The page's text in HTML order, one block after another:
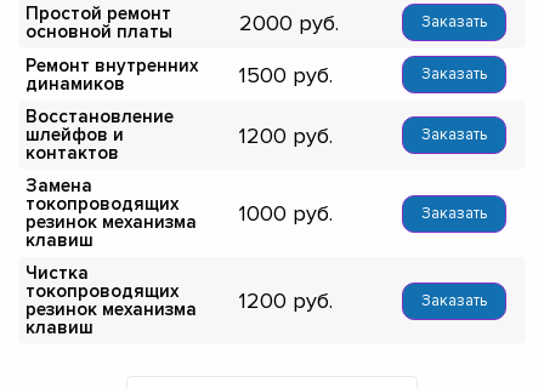
Простой ремонт
основной платы
2000 Заказать
Ремонт внутренних
динамиков
1500 Заказать
Восстановление
шлейфов и
контактов
1200 Заказать
Замена
токопроводящих
резинок механизма
клавиш
1000 Заказать
Чистка
токопроводящих
резинок механизма
клавиш
1200 Заказать